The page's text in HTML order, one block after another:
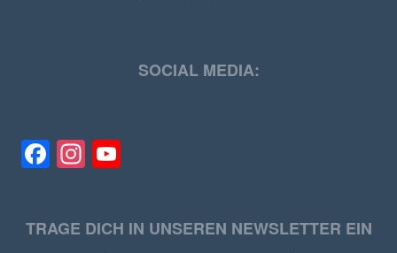
SOCIAL MEDIA:
Facebook
Instagram
TRAGE DICH IN UNSEREN NEWSLETTER EIN